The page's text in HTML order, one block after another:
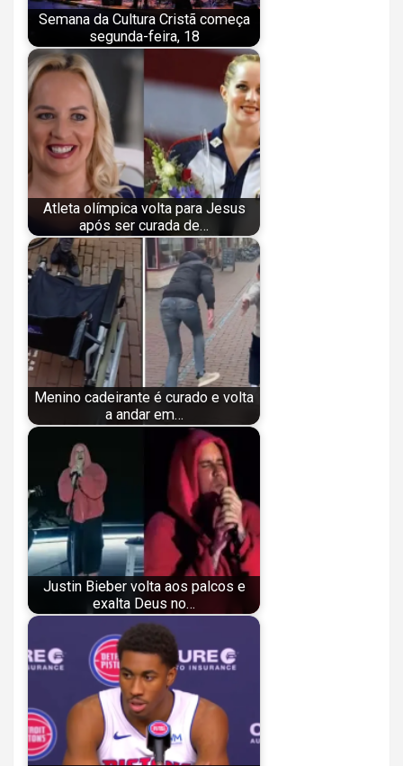
Semana da Cultura Cristã começa
segunda-feira, 18
Atleta olímpica volta para Jesus
após ser curada de…
Menino cadeirante é curado e volta
a andar em…
Justin Bieber volta aos palcos e
exalta Deus no…